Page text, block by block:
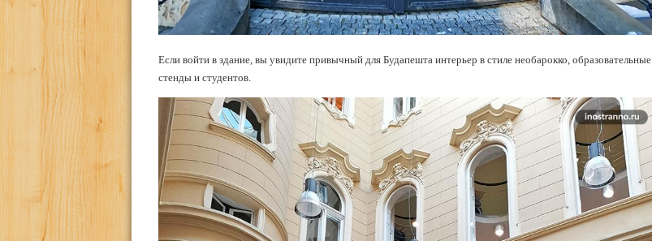
Если войти в здание, вы увидите привычный для Будапешта интерьер в стиле необарокко, образовательные
стенды и студентов.